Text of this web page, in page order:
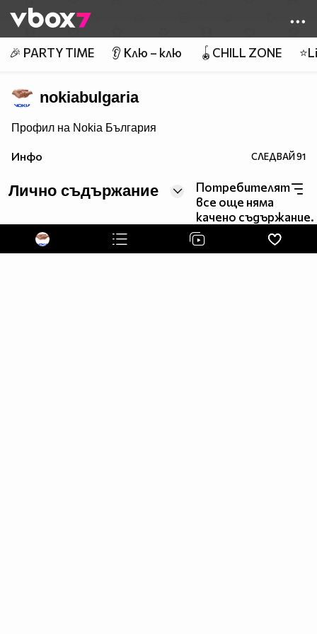
👾
🎉 PARTY TIME 👂 Клю – клю 🪀CHILL ZONE
nokiabulgaria
Профил на Nokia България
Инфо СЛЕДВАЙ91
Лично съдържание
Потребителят
все още няма
качено съдържание.